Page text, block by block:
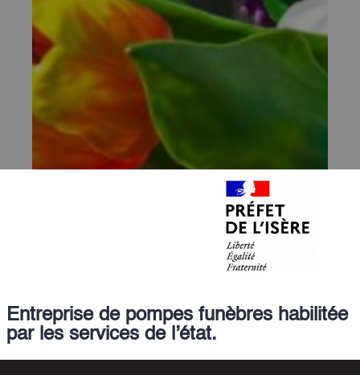
Entreprise de pompes funèbres habilitée
par les services de l’état.